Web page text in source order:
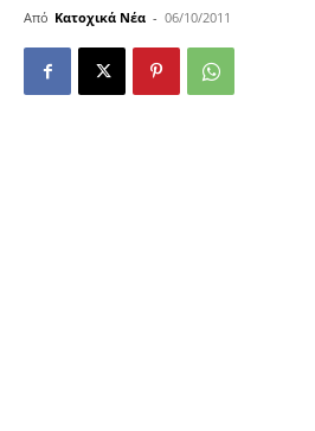
Από Κατοχικά Νέα - 06/10/2011